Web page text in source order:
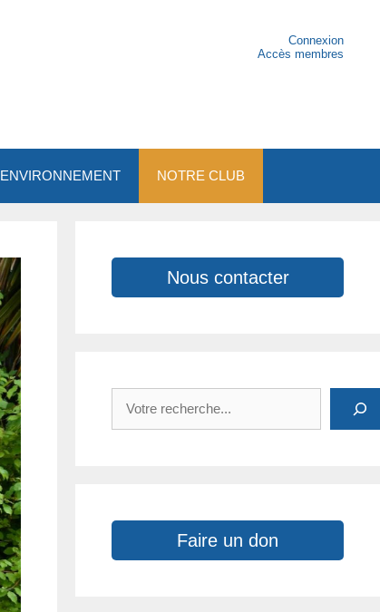
Connexion
Accès membres
ENVIRONNEMENT NOTRE CLUB
Nous contacter
Faire un don